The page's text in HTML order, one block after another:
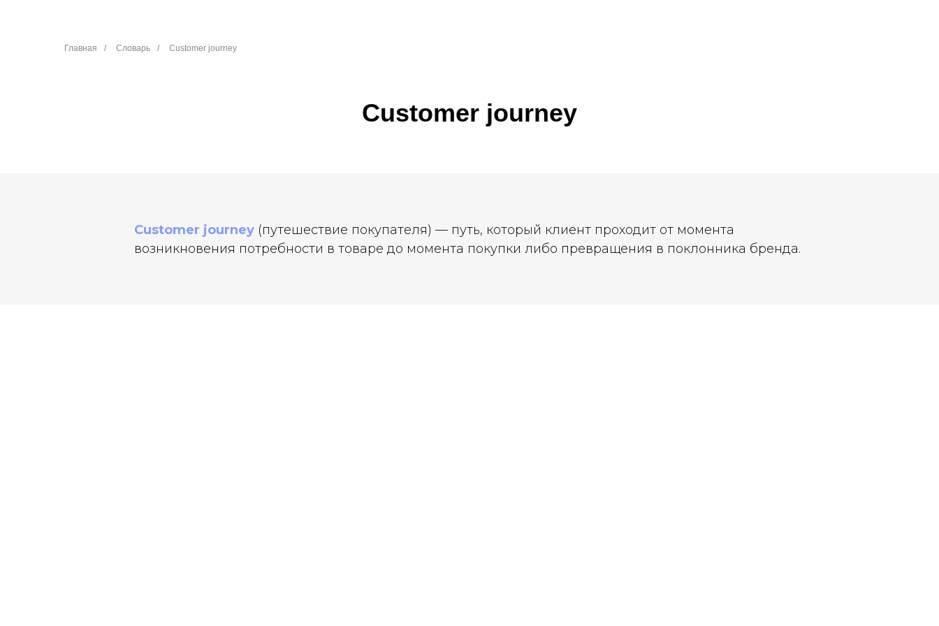
Главная / Словарь / Customer journey
Customer journey
Customer journey (путешествие покупателя) — путь, который клиент проходит от момента
возникновения потребности в товаре до момента покупки либо превращения в поклонника бренда.